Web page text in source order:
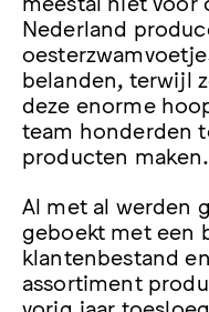
Nederland
belanden, terwijl
deze enorme
team honderden
producten maken.
Al met al werden
geboekt met een
klantenbestand
assortiment
vorig jaar